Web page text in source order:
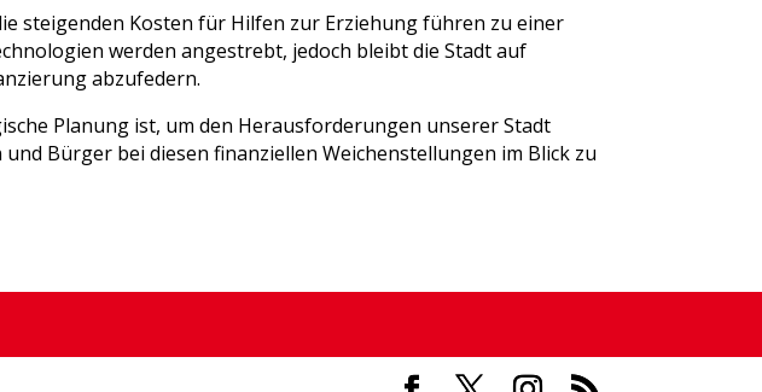
steigenden Kosten für Hilfen zur Erziehung führen zu einer
werden angestrebt, jedoch bleibt die Stadt auf
abzufedern.
Planung ist, um den Herausforderungen unserer Stadt
Bürger bei diesen finanziellen Weichenstellungen im Blick zu